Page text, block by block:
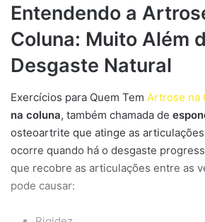
Entendendo a
Coluna: Muito Além
Desgaste Natural
Exercícios para Quem Tem Artrose na
na coluna, também chamada de
osteoartrite que atinge as
ocorre quando há o desgaste
que recobre as articulações entre as
pode causar: